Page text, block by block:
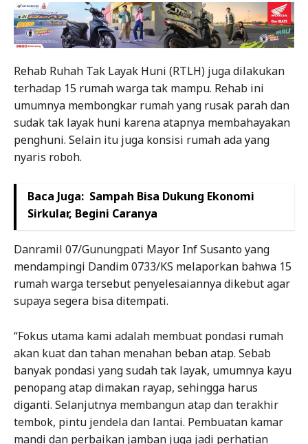
Rehab Ruhah Tak Layak Huni (RTLH) juga dilakukan
terhadap 15 rumah warga tak mampu. Rehab ini
umumnya membongkar rumah yang rusak parah dan
sudak tak layak huni karena atapnya membahayakan
penghuni. Selain itu juga konsisi rumah ada yang
nyaris roboh.
Baca Juga: Sampah Bisa Dukung Ekonomi
Sirkular, Begini Caranya
Danramil 07/Gunungpati Mayor Inf Susanto yang
mendampingi Dandim 0733/KS melaporkan bahwa 15
rumah warga tersebut penyelesaiannya dikebut agar
supaya segera bisa ditempati.
“Fokus utama kami adalah membuat pondasi rumah
akan kuat dan tahan menahan beban atap. Sebab
banyak pondasi yang sudah tak layak, umumnya kayu
penopang atap dimakan rayap, sehingga harus
diganti. Selanjutnya membangun atap dan terakhir
tembok, pintu jendela dan lantai. Pembuatan kamar
mandi dan perbaikan jamban juga jadi perhatian